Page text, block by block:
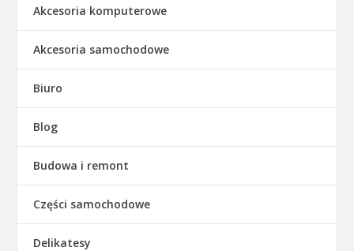
Akcesoria komputerowe
Akcesoria samochodowe
Biuro
Blog
Budowa i remont
Części samochodowe
Delikatesy